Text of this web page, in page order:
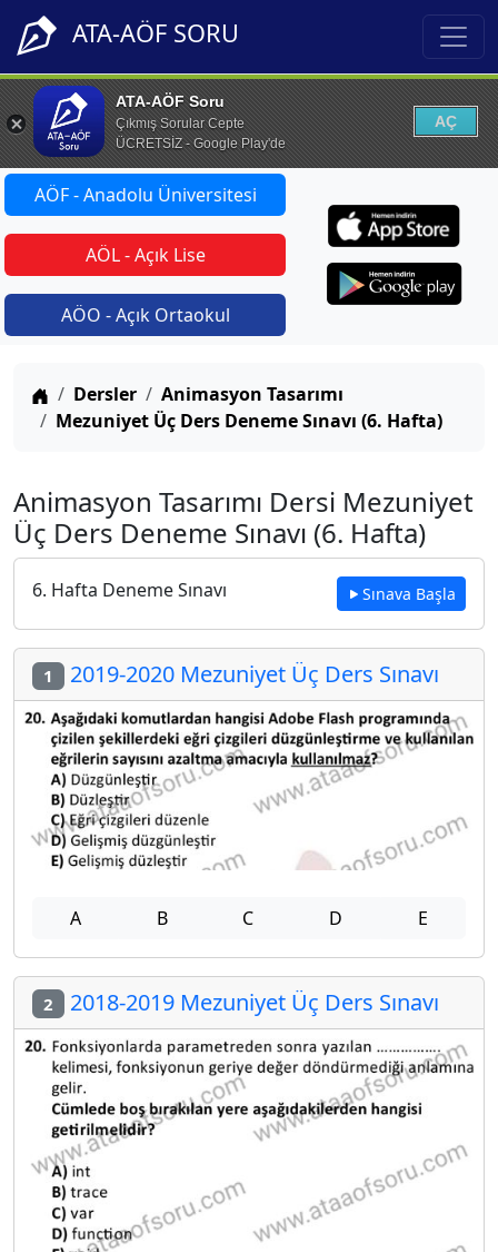
ATA-AÖF SORU
ATA-AÖF Soru
Çıkmış Sorular Cepte
ÜCRETSİZ - Google Play'de
AÇ
AÖF - Anadolu Üniversitesi
AÖL - Açık Lise
AÖO - Açık Ortaokul
Anasayfa
Dersler
Animasyon Tasarımı
Mezuniyet Üç Ders Deneme Sınavı (6. Hafta)
Animasyon Tasarımı Dersi Mezuniyet
Üç Ders Deneme Sınavı (6. Hafta)
6. Hafta Deneme Sınavı Sınava Başla
1 2019-2020 Mezuniyet Üç Ders Sınavı
A B C D E
2 2018-2019 Mezuniyet Üç Ders Sınavı